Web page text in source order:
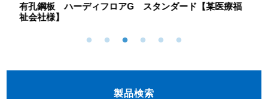
有孔鋼板 ハーディフロアG スタンダード【某医療福
祉会社様】
製品検索